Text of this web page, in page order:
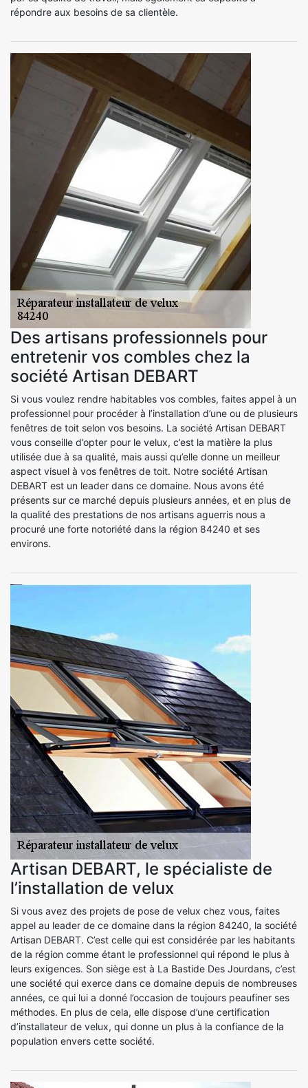
répondre aux besoins de sa clientèle.
Des artisans professionnels pour
entretenir vos combles chez la
société Artisan DEBART
Si vous voulez rendre habitables vos combles, faites appel à un
professionnel pour procéder à l’installation d’une ou de plusieurs
fenêtres de toit selon vos besoins. La société Artisan DEBART
vous conseille d’opter pour le velux, c’est la matière la plus
utilisée due à sa qualité, mais aussi qu’elle donne un meilleur
aspect visuel à vos fenêtres de toit. Notre société Artisan
DEBART est un leader dans ce domaine. Nous avons été
présents sur ce marché depuis plusieurs années, et en plus de
la qualité des prestations de nos artisans aguerris nous a
procuré une forte notoriété dans la région 84240 et ses
environs.
Artisan DEBART, le spécialiste de
l’installation de velux
Si vous avez des projets de pose de velux chez vous, faites
appel au leader de ce domaine dans la région 84240, la société
Artisan DEBART. C’est celle qui est considérée par les habitants
de la région comme étant le professionnel qui répond le plus à
leurs exigences. Son siège est à La Bastide Des Jourdans, c’est
une société qui exerce dans ce domaine depuis de nombreuses
années, ce qui lui a donné l’occasion de toujours peaufiner ses
méthodes. En plus de cela, elle dispose d’une certification
d’installateur de velux, qui donne un plus à la confiance de la
population envers cette société.